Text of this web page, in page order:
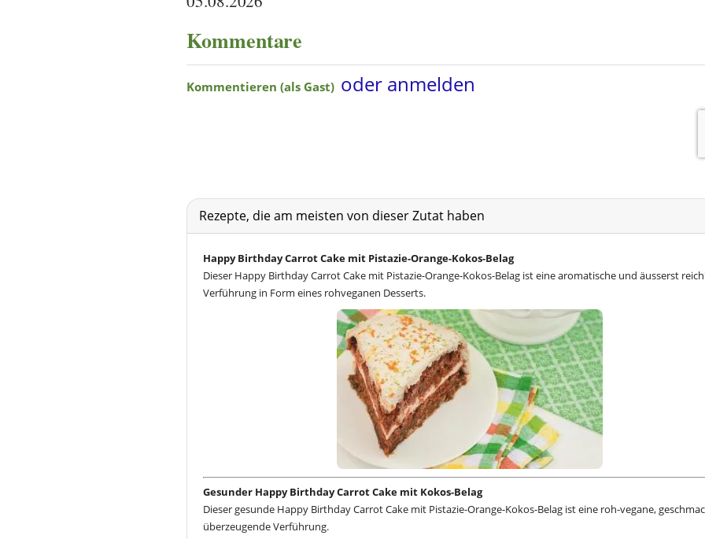
Kommentare
Rezepte, die am meisten von dieser Zutat haben
Happy Birthday Carrot Cake mit Pistazie-Orange-Kokos-Belag
Dieser Happy Birthday Carrot Cake mit Pistazie-Orange-Kokos-Belag ist eine aromatische und äusserst
Verführung in Form eines rohveganen Desserts.
Gesunder Happy Birthday Carrot Cake mit Kokos-Belag
Dieser gesunde Happy Birthday Carrot Cake mit Pistazie-Orange-Kokos-Belag ist eine roh-vegane,
überzeugende Verführung.